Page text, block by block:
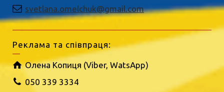
svetlana.omelchuk@gmail.com
Реклама та співпраця:
Олена Копиця (Viber, WatsApp)
050 339 3334